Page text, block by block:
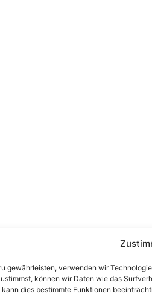
gewährleisten, verwenden wir
können wir Daten wie das
dies bestimmte Funktionen